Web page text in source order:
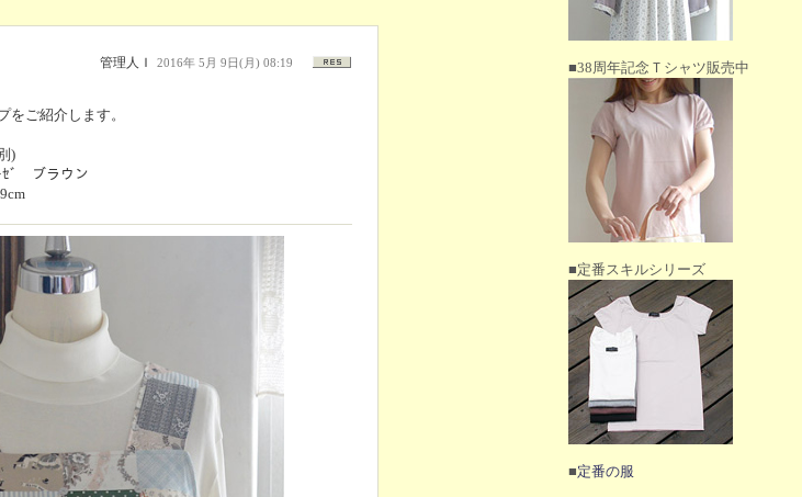
管理人Ｉ 2016年 5月 9日(月) 08:19
をご紹介します。
)
ｾﾞ ブラウン
■38周年記念Ｔシャツ販売中
■定番スキルシリーズ
■定番の服